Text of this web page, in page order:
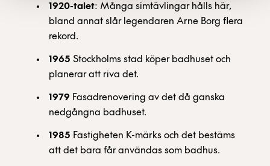
1920-talet: Många simtävlingar hålls här,
bland annat slår legendaren Arne Borg flera
rekord.
1965 Stockholms stad köper badhuset och
planerar att riva det.
1979 Fasadrenovering av det då ganska
nedgångna badhuset.
1985 Fastigheten K-märks och det bestäms
att det bara får användas som badhus.